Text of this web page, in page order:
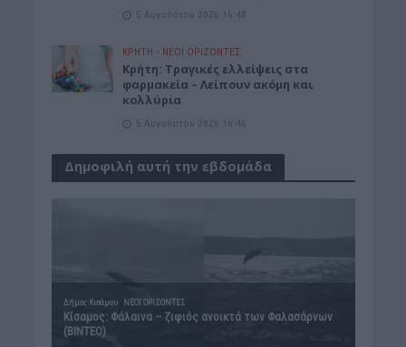
5 Αυγούστου 2026 16:48
ΚΡΗΤΗ • ΝΕΟΙ ΟΡΙΖΟΝΤΕΣ
Κρήτη: Τραγικές ελλείψεις στα
φαρμακεία – Λείπουν ακόμη και
κολλύρια
5 Αυγούστου 2026 16:46
Δημοφιλή αυτή την εβδομάδα